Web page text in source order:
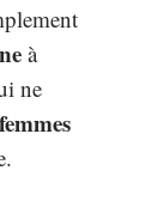
à
ne
femmes